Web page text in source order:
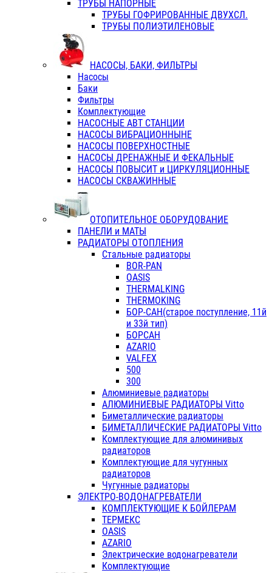
ТРУБЫ НАПОРНЫЕ
ТРУБЫ ГОФРИРОВАННЫЕ ДВУХСЛ.
ТРУБЫ ПОЛИЭТИЛЕНОВЫЕ
НАСОСЫ, БАКИ, ФИЛЬТРЫ
Насосы
Баки
Фильтры
Комплектующие
НАСОСНЫЕ АВТ СТАНЦИИ
НАСОСЫ ВИБРАЦИОННЫНЕ
НАСОСЫ ПОВЕРХНОСТНЫЕ
НАСОСЫ ДРЕНАЖНЫЕ И ФЕКАЛЬНЫЕ
НАСОСЫ ПОВЫСИТ и ЦИРКУЛЯЦИОННЫЕ
НАСОСЫ СКВАЖИННЫЕ
ОТОПИТЕЛЬНОЕ ОБОРУДОВАНИЕ
ПАНЕЛИ и МАТЫ
РАДИАТОРЫ ОТОПЛЕНИЯ
Стальные радиаторы
BOR-PAN
OASIS
THERMALKING
THERMOKING
БОР-САН(старое поступление, 11й
и 33й тип)
БОРСАН
AZARIO
VALFEX
500
300
Алюминиевые радиаторы
АЛЮМИНИЕВЫЕ РАДИАТОРЫ Vitto
Биметаллические радиаторы
БИМЕТАЛЛИЧЕСКИЕ РАДИАТОРЫ Vitto
Комплектующие для алюминивых
радиаторов
Комплектующие для чугунных
радиаторов
Чугунные радиаторы
ЭЛЕКТРО-ВОДОНАГРЕВАТЕЛИ
КОМПЛЕКТУЮЩИЕ К БОЙЛЕРАМ
ТЕРМЕКС
OASIS
AZARIO
Электрические водонагреватели
Комплектующие